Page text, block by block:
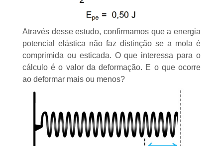
Através desse estudo, confirmamos que a energia
potencial elástica não faz distinção se a mola é
comprimida ou esticada. O que interessa para o
cálculo é o valor da deformação. E o que ocorre
ao deformar mais ou menos?